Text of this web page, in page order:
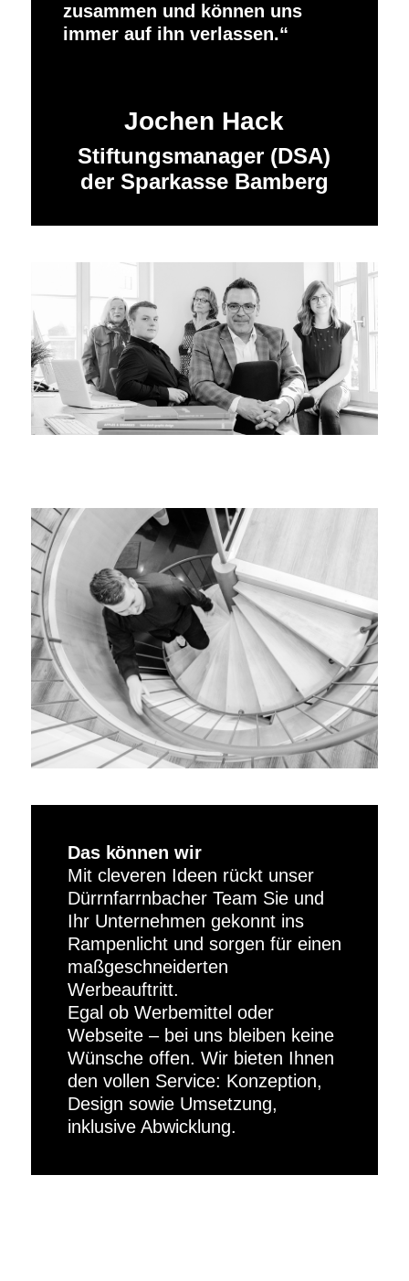
zusammen und können uns
immer auf ihn verlassen.
Jochen Hack
Stiftungsmanager (DSA)
der Sparkasse Bamberg
Das können wir
Mit cleveren Ideen rückt unser
Dürrnfarrnbacher Team Sie und
Ihr Unternehmen gekonnt ins
Rampenlicht und sorgen für einen
maßgeschneiderten
Werbeauftritt.
Egal ob Werbemittel oder
Webseite – bei uns bleiben keine
Wünsche offen. Wir bieten Ihnen
den vollen Service: Konzeption,
Design sowie Umsetzung,
inklusive Abwicklung.